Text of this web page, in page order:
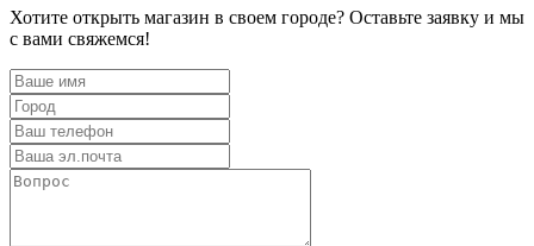
Хотите открыть магазин в своем городе? Оставьте заявку и мы
с вами свяжемся!